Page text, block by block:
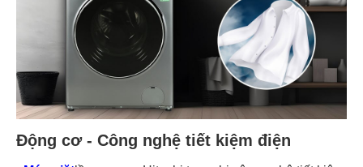
Động cơ - Công nghệ tiết kiệm điện